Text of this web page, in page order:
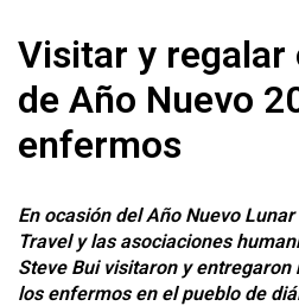
Visitar y regalar
de Año Nuevo
enfermos
En ocasión del Año Nuevo
Travel y las asociaciones
Steve Bui visitaron y entregaron
los enfermos en el pueblo de